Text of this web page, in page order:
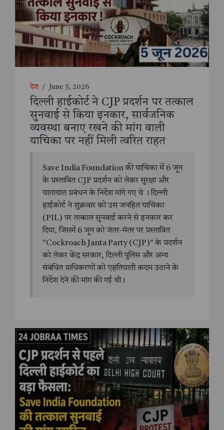
देश / June 5, 2026
दिल्ली हाईकोर्ट ने CJP प्रदर्शन पर तत्काल
सुनवाई से किया इनकार, सार्वजनिक
व्यवस्था बनाए रखने की मांग वाली
याचिका पर नहीं मिली त्वरित राहत
Save India Foundation की याचिका में 6 जून
के प्रस्तावित CJP प्रदर्शन को लेकर सुरक्षा और
यातायात प्रबंधन के निर्देश मांगे गए थे । दिल्ली
हाईकोर्ट ने शुक्रवार को उस जनहित याचिका
(PIL) पर तत्काल सुनवाई करने से इनकार कर
दिया, जिसमें 6 जून को जंतर-मंतर पर प्रस्तावित
"Cockroach Janta Party (CJP)" के प्रदर्शन
को लेकर केंद्र सरकार, दिल्ली पुलिस और अन्य
संबंधित प्राधिकरणों को एहतियाती कदम उठाने के
निर्देश देने की मांग की गई थी।